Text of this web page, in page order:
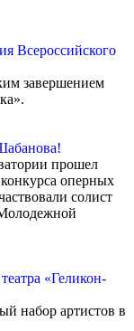
Всероссийского
завершением
прошел
оперных
солист
«Геликон-
набор артистов в